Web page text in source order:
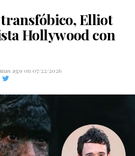
transfóbico, Elliot
Hollywood con
ago on 07/22/2026